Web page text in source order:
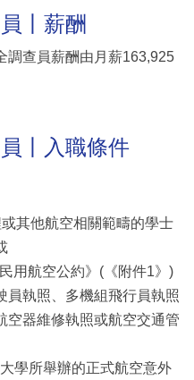
丨薪酬
調查員薪酬由月薪163,925
丨入職條件
其他航空相關範疇的學士
用航空公約》(《附件1》)
員執照、多機組飛行員執照
空器維修執照或航空交通管
學所舉辦的正式航空意外